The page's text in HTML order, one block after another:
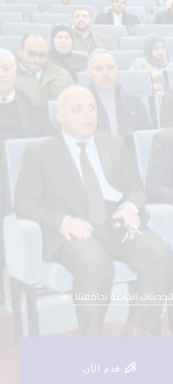
التحديثات الخاصة بجامعتنا
قدم الآن
الخاصة بجامعتنا